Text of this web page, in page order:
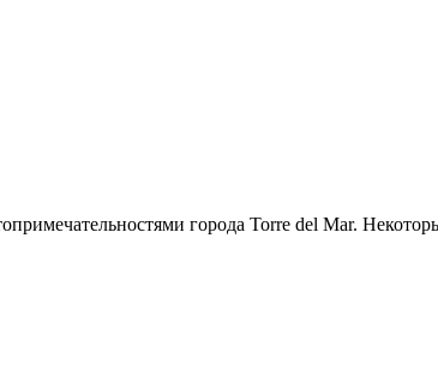
города Torre del Mar.